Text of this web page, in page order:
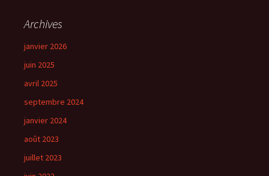
Archives
janvier 2026
juin 2025
avril 2025
septembre 2024
janvier 2024
août 2023
juillet 2023